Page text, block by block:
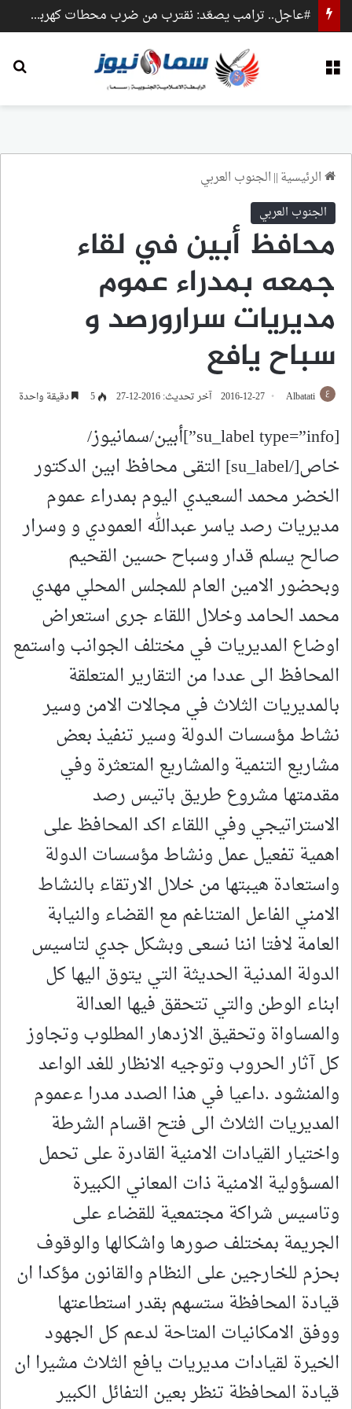
#عاجل.. ترامب يصعّد: نقترب من ضرب محطات كهرباء وجسور داخل إيران
الرئيسية||الجنوب العربي
الجنوب العربي
محافظ أبين في لقاء
جمعه بمدراء عموم
مديريات سرارورصد و
سباح يافع
Albatati
2016-12-27 آخر تحديث: 2016-12-27 5 دقيقة واحدة
[su_label type=”info”]أبين/سمانيوز/
خاص[/su_label] التقى محافظ ابين الدكتور
الخضر محمد السعيدي اليوم بمدراء عموم
مديريات رصد ياسر عبدالله العمودي و وسرار
صالح يسلم قدار وسباح حسين القحيم
وبحضور الامين العام للمجلس المحلي مهدي
محمد الحامد وخلال اللقاء جرى استعراض
اوضاع المديريات في مختلف الجوانب واستمع
المحافظ الى عددا من التقارير المتعلقة
بالمديريات الثلاث في مجالات الامن وسير
نشاط مؤسسات الدولة وسير تنفيذ بعض
مشاريع التنمية والمشاريع المتعثرة وفي
مقدمتها مشروع طريق باتيس رصد
الاستراتيجي وفي اللقاء اكد المحافظ على
اهمية تفعيل عمل ونشاط مؤسسات الدولة
واستعادة هيبتها من خلال الارتقاء بالنشاط
الامني الفاعل المتناغم مع القضاء والنيابة
العامة لافتا اننا نسعى وبشكل جدي لتاسيس
الدولة المدنية الحديثة التي يتوق اليها كل
ابناء الوطن والتي تتحقق فيها العدالة
والمساواة وتحقيق الازدهار المطلوب وتجاوز
كل آثار الحروب وتوجيه الانظار للغد الواعد
والمنشود .داعيا في هذا الصدد مدرا ءعموم
المديريات الثلاث الى فتح اقسام الشرطة
واختيار القيادات الامنية القادرة على تحمل
المسؤولية الامنية ذات المعاني الكبيرة
وتاسيس شراكة مجتمعية للقضاء على
الجريمة بمختلف صورها واشكالها والوقوف
بحزم للخارجين على النظام والقانون مؤكدا ان
قيادة المحافظة ستسهم بقدر استطاعتها
ووفق الامكانيات المتاحة لدعم كل الجهود
الخيرة لقيادات مديريات يافع الثلاث مشيرا ان
قيادة المحافظة تنظر بعين التفائل الكبير